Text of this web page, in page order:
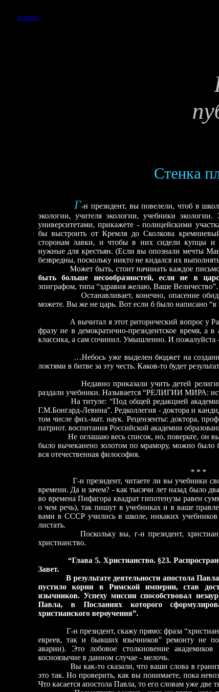
ВОЗВРАТ
Стенка
Г-н президент, вы повелели, чтоб в
экологии, учителя экологии, учебники
университетами, прикажете - полицейскими
бы выстроить от Кремля до Сколкова
сторонам лавки, и чтобы в них сидели купцы и
нужные для крестьян. (Если вы опознали мечты
безвредны, поскольку никто не кидался их
Может быть, стоит начинать каждое
быть больше несообразностей, если не в
эпиграфом, типа “здравия желаю, Ваше Величество”.
Останавливает, конечно, опасение
можете. Вы же не царь. Вот если б было написано “в
А вычитал я этот риторический вопрос у
фразу не в демократично-президентское время, а
классика, а сам сочинил. Умышленно. И пожалуйста
…Небось уже выделен бюджет на создание
локтями в битве за эту честь. Каков-то будет
Недавно приказали учить детей религии.
раздали учебники. Называется “РЕЛИГИИ МИРА:
На титуле: “Под общей редакцией
Г.М.Бонгард-Левина”. Редколлегия - доктора и
том числе физ.-мат. наук. Рецензенты: доктора,
патриот. воспитания Российской академии
Не оглашаю весь список, но, поверьте, он
было вычеканено золотом по мрамору, можно было
вся отечественная философия.
* * *
Г-н президент, читаете ли вы учебники
времени. Да и зачем? - как тысячи лет назад было
во времена Пифагора квадрат гипотенузы равен
о чем речь), так пишут в учебниках и в ваше
вами в СССР учились в школе, никаких
листать.
Поскольку вы, г-н президент,
христианство.
“Глава 5. Христианство. §23.
Завет.
В результате деятельности апостола
пустило корни в Римской империи, став
язычников. Успеху миссии способствовал
Павла, в Посланиях которого
христианского вероучения”.
Г-н президент, скажу прямо: фраза
евреев, так и бывших язычников” ремонту не
аварии). Это лобовое столкновение
косноязычие в данном случае - мелочь.
Вы как-то сказали, что ваши слова в граните
это так. Но проверить, как вы понимаете, пока
Что касается апостола Павла, то его словам уже две